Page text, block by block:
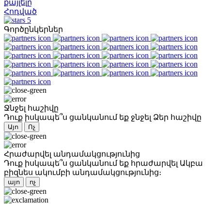
քայլելը
Հոդված
5
Գործընկերներ
Ջնջել հաշիվը
Դուք իսկապե՞ս ցանկանում եք ջնջել Ձեր հաշիվը
Այո Ոչ
Հրաժարվել անդամակցությունից
Դուք իսկապե՞ս ցանկանում եք հրաժարվել Ակբա
բիզնես ակումբի անդամակցությունից։
այո ոչ